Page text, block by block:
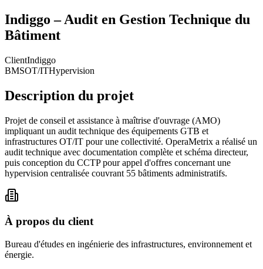
Indiggo – Audit en Gestion Technique du
Bâtiment
ClientIndiggo
BMSOT/ITHypervision
Description du projet
Projet de conseil et assistance à maîtrise d'ouvrage (AMO)
impliquant un audit technique des équipements GTB et
infrastructures OT/IT pour une collectivité. OperaMetrix a réalisé un
audit technique avec documentation complète et schéma directeur,
puis conception du CCTP pour appel d'offres concernant une
hypervision centralisée couvrant 55 bâtiments administratifs.
À propos du client
Bureau d'études en ingénierie des infrastructures, environnement et
énergie.